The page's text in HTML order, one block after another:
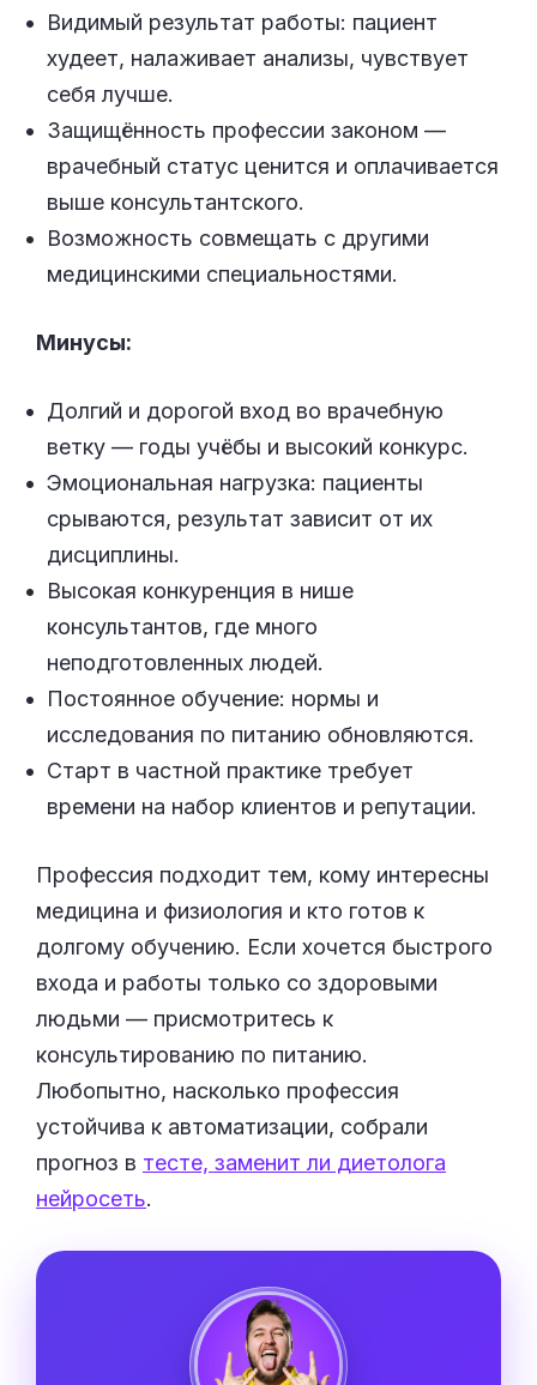
Видимый результат работы: пациент
худеет, налаживает анализы, чувствует
себя лучше.
Защищённость профессии законом —
врачебный статус ценится и оплачивается
выше консультантского.
Возможность совмещать с другими
медицинскими специальностями.
Минусы:
Долгий и дорогой вход во врачебную
ветку — годы учёбы и высокий конкурс.
Эмоциональная нагрузка: пациенты
срываются, результат зависит от их
дисциплины.
Высокая конкуренция в нише
консультантов, где много
неподготовленных людей.
Постоянное обучение: нормы и
исследования по питанию обновляются.
Старт в частной практике требует
времени на набор клиентов и репутации.
Профессия подходит тем, кому интересны
медицина и физиология и кто готов к
долгому обучению. Если хочется быстрого
входа и работы только со здоровыми
людьми — присмотритесь к
консультированию по питанию.
Любопытно, насколько профессия
устойчива к автоматизации, собрали
прогноз в тесте, заменит ли диетолога
нейросеть.